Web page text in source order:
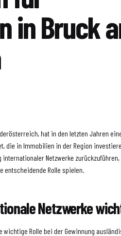
in Bruck
hat in den letzten Jahren
die in Immobilien in der Region
Netzwerke
entscheidende Rolle spielen.
Netzwerke
wichtige Rolle bei der Gewinnung